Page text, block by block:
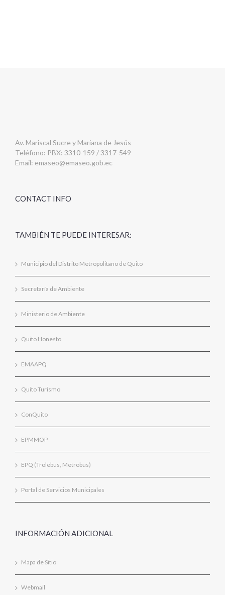
Av. Mariscal Sucre y Mariana de Jesús
Teléfono: PBX: 3310-159 / 3317-549
Email: emaseo@emaseo.gob.ec
CONTACT INFO
TAMBIÉN TE PUEDE INTERESAR:
Municipio del Distrito Metropolitano de Quito
Secretaría de Ambiente
Ministerio de Ambiente
Quito Honesto
EMAAPQ
Quito Turismo
ConQuito
EPMMOP
EPQ (Trolebus, Metrobus)
Portal de Servicios Municipales
INFORMACIÓN ADICIONAL
Mapa de Sitio
Webmail